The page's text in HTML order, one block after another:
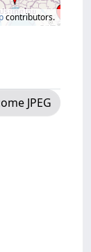
contributors.
JPEG